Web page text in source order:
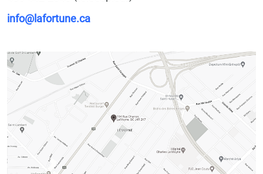
info@lafortune.ca